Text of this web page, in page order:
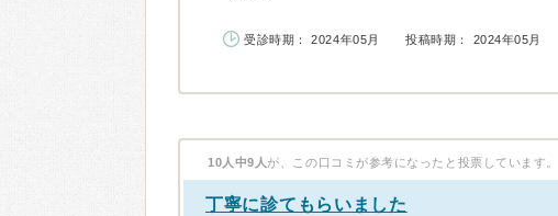
受診時期： 2024年05月 投稿時期： 2024年05月
10人中9人 が、この口コミが参考になったと投票しています。
丁寧に診てもらいました